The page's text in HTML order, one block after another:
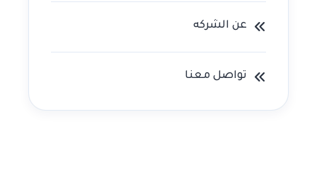
عن الشركه
تواصل معنا